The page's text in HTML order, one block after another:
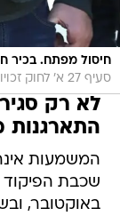
חיסול מפתח. בכיר
סעיף 27 א' לחוק זכויות יוצרים
לא רק
המשמעות
באוקטובר,